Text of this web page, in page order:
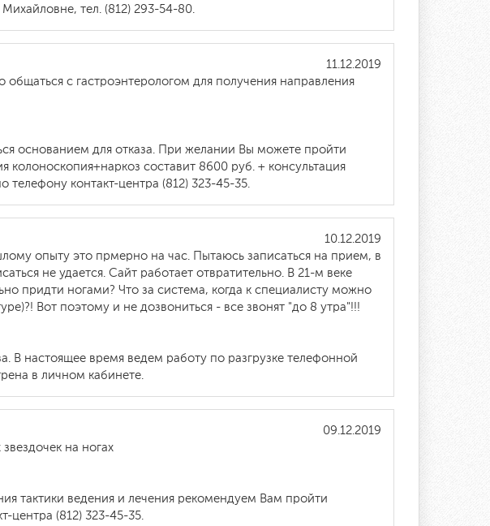
тел. (812) 293-54-80.
11.12.2019
с гастроэнтерологом для получения направления
основанием для отказа. При желании Вы можете пройти
составит 8600 руб. + консультация
контакт-центра (812) 323-45-35.
10.12.2019
опыту это прмерно на час. Пытаюсь записаться на прием, в
не удается. Сайт работает отвратительно. В 21-м веке
придти ногами? Что за система, когда к специалисту можно
Вот поэтому и не дозвониться - все звонят "до 8 утра"!!!
В настоящее время ведем работу по разгрузке телефонной
в личном кабинете.
09.12.2019
на ногах
тактики ведения и лечения рекомендуем Вам пройти
центра (812) 323-45-35.